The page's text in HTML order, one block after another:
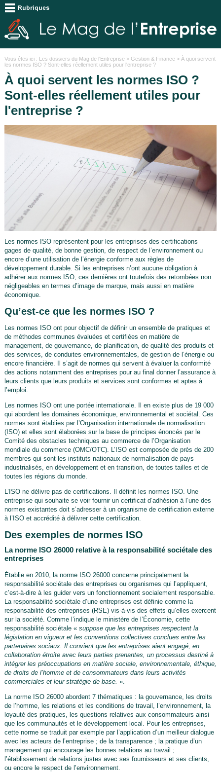
Vous êtes ici : Les dossiers du Mag de l'Entreprise> Gestion & Finance> À quoi servent
les normes ISO ? Sont-elles réellement utiles pour l'entreprise ?
À quoi servent les normes ISO ?
Sont-elles réellement utiles pour
l'entreprise ?
Les normes ISO représentent pour les entreprises des certifications
gages de qualité, de bonne gestion, de respect de l’environnement ou
encore d’une utilisation de l’énergie conforme aux règles de
développement durable. Si les entreprises n’ont aucune obligation à
adhérer aux normes ISO, ces dernières ont toutefois des retombées non
négligeables en termes d’image de marque, mais aussi en matière
économique.
Qu’est-ce que les normes ISO ?
Les normes ISO ont pour objectif de définir un ensemble de pratiques et
de méthodes communes évaluées et certifiées en matière de
management, de gouvernance, de planification, de qualité des produits et
des services, de conduites environnementales, de gestion de l’énergie ou
encore financière. Il s’agit de normes qui servent à évaluer la conformité
des actions notamment des entreprises pour au final donner l’assurance à
leurs clients que leurs produits et services sont conformes et aptes à
l’emploi.
Les normes ISO ont une portée internationale. Il en existe plus de 19 000
qui abordent les domaines économique, environnemental et sociétal. Ces
normes sont établies par l’Organisation internationale de normalisation
(ISO) et elles sont élaborées sur la base de principes énoncés par le
Comité des obstacles techniques au commerce de l’Organisation
mondiale du commerce (OMC/OTC). L’ISO est composée de près de 200
membres qui sont les instituts nationaux de normalisation de pays
industrialisés, en développement et en transition, de toutes tailles et de
toutes les régions du monde.
L’ISO ne délivre pas de certifications. Il définit les normes ISO. Une
entreprise qui souhaite se voir fournir un certificat d’adhésion à l’une des
normes existantes doit s’adresser à un organisme de certification externe
à l’ISO et accrédité à délivrer cette certification.
Des exemples de normes ISO
La norme ISO 26000 relative à la responsabilité sociétale des
entreprises
Établie en 2010, la norme ISO 26000 concerne principalement la
responsabilité sociétale des entreprises ou organismes qui l’appliquent,
c’est-à-dire à les guider vers un fonctionnement socialement responsable.
La responsabilité sociétale d’une entreprises est définie comme la
responsabilité des entreprises (RSE) vis-à-vis des effets qu’elles exercent
sur la société. Comme l’indique le ministère de l’Économie, cette
responsabilité sociétale « suppose que les entreprises respectent la
législation en vigueur et les conventions collectives conclues entre les
partenaires sociaux. Il convient que les entreprises aient engagé, en
collaboration étroite avec leurs parties prenantes, un processus destiné à
intégrer les préoccupations en matière sociale, environnementale, éthique,
de droits de l’homme et de consommateurs dans leurs activités
commerciales et leur stratégie de base. ».
La norme ISO 26000 abordent 7 thématiques : la gouvernance, les droits
de l’homme, les relations et les conditions de travail, l’environnement, la
loyauté des pratiques, les questions relatives aux consommateurs ainsi
que les communautés et le développement local. Pour les entreprises,
cette norme se traduit par exemple par l’application d’un meilleur dialogue
avec les acteurs de l’entreprise ; de la transparence ; la pratique d’un
management qui encourage les bonnes relations au travail ;
l’établissement de relations justes avec ses fournisseurs et ses clients,
ou encore le respect de l’environnement.